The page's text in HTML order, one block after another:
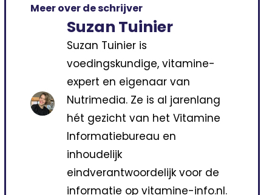
Meer over de schrijver
Suzan Tuinier
Suzan Tuinier is
voedingskundige, vitamine-
expert en eigenaar van
Nutrimedia. Ze is al jarenlang
hét gezicht van het Vitamine
Informatiebureau en
inhoudelijk
eindverantwoordelijk voor de
informatie op vitamine-info.nl.